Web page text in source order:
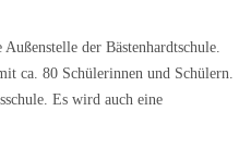
der Bästenhardtschule.
ca. 80 Schülerinnen und Schülern.
Es wird auch eine